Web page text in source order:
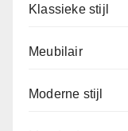
Klassieke stijl
Meubilair
Moderne stijl